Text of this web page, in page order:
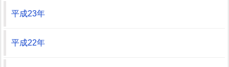
平成23年
平成22年